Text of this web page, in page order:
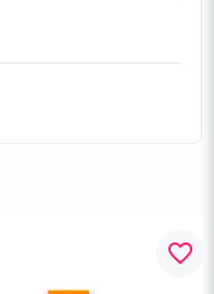
favorite_border